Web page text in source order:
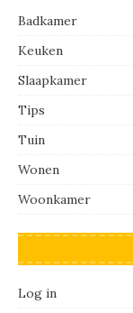
Badkamer
Keuken
Slaapkamer
Tips
Tuin
Wonen
Woonkamer
Log in